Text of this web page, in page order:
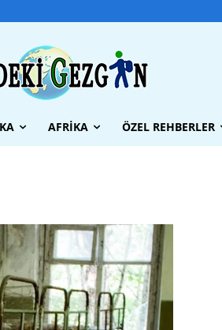
AFRIKA ÖZEL REHBERLER